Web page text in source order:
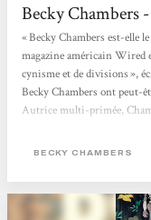
Becky Chambers
« Becky Chambers est-elle
magazine américain Wired
cynisme et de divisions »,
Becky Chambers ont peut-
Autrice multi-primée,
scientifiques
BECKY CHAMBERS